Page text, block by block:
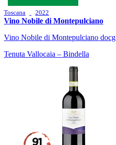
Toscana 2022
Vino Nobile di Montepulciano
Vino Nobile di Montepulciano docg
Tenuta Vallocaia – Bindella